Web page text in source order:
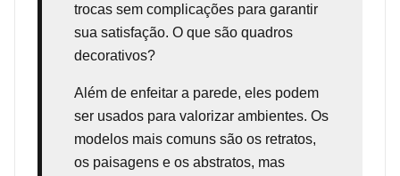
trocas sem complicações para garantir
sua satisfação. O que são quadros
decorativos?
Além de enfeitar a parede, eles podem
ser usados para valorizar ambientes. Os
modelos mais comuns são os retratos,
os paisagens e os abstratos, mas